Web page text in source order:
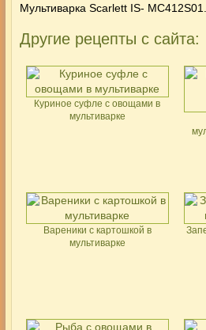
Мультиварка Scarlett IS-
Другие рецепты с сайта:
Куриное суфле с овощами в
мультиварке
Вареники с картошкой в
мультиварке